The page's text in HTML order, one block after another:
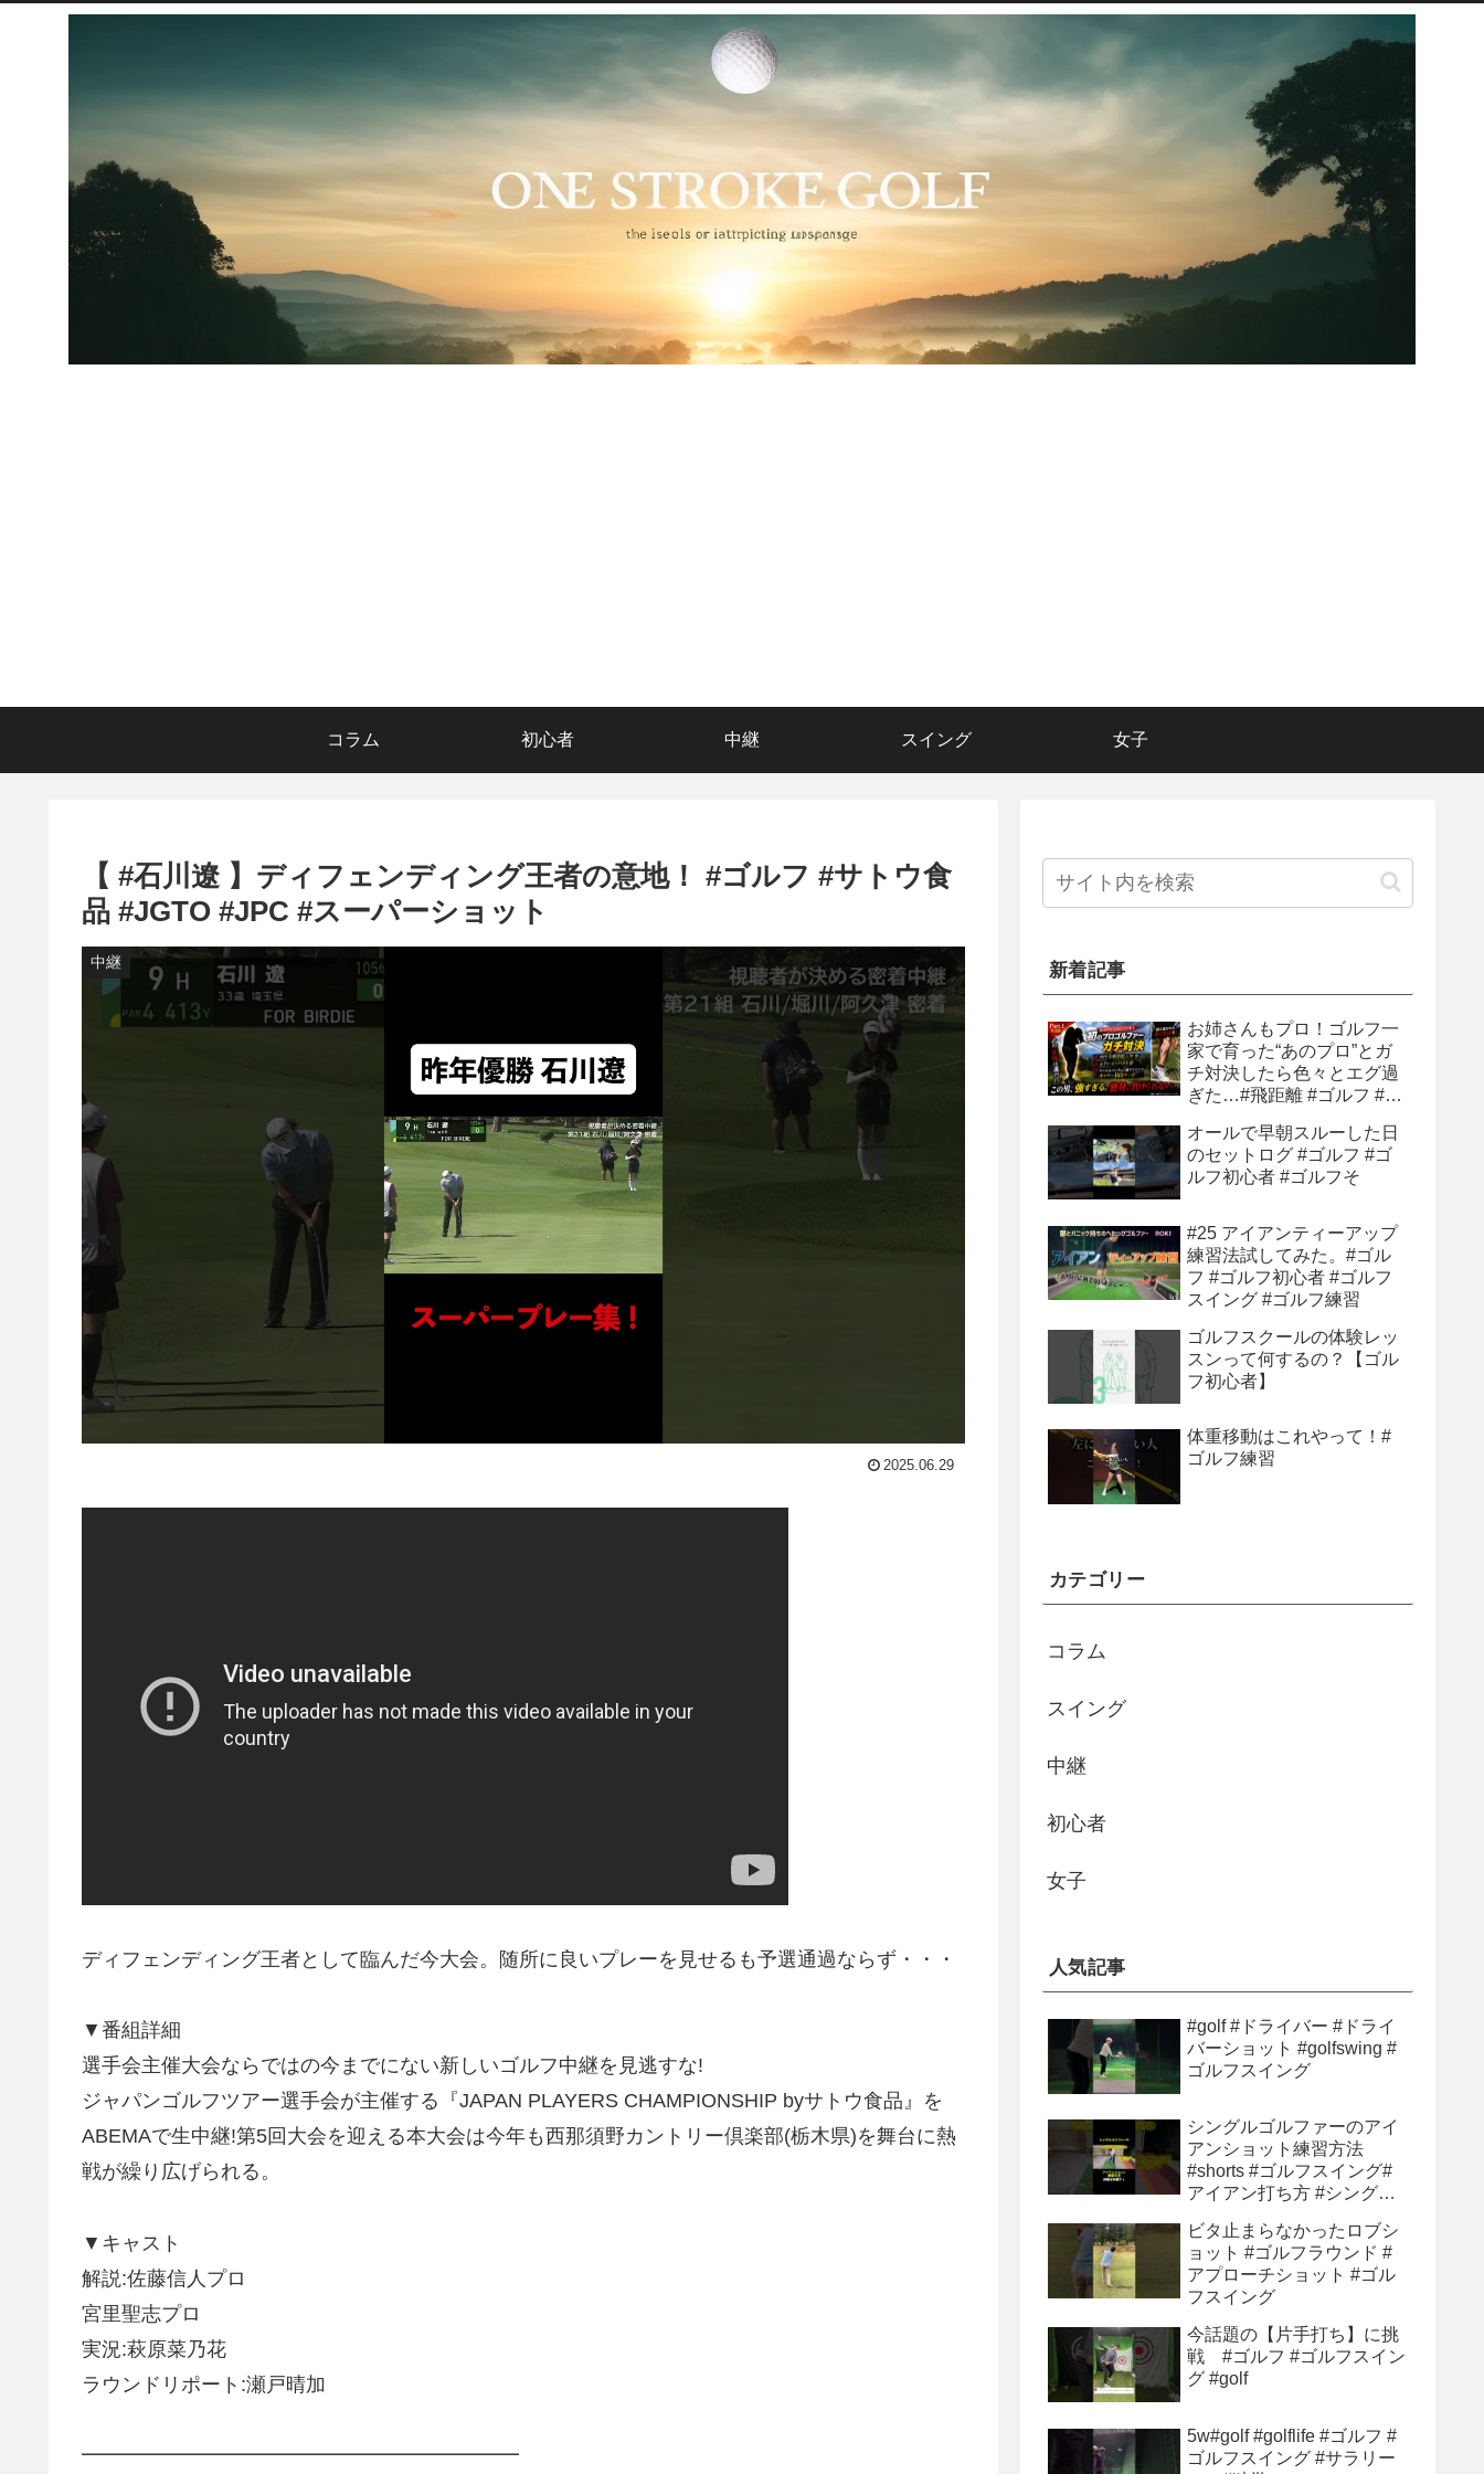
コラム 初心者 中継 スイング 女子
【 #石川遼 】ディフェンディング王者の意地！ #ゴルフ #サトウ食
品 #JGTO #JPC #スーパーショット
中継
2025.06.29
ディフェンディング王者として臨んだ今大会。随所に良いプレーを見せるも予選通過ならず・・・
▼番組詳細
選手会主催大会ならではの今までにない新しいゴルフ中継を見逃すな!
ジャパンゴルフツアー選手会が主催する『JAPAN PLAYERS CHAMPIONSHIP byサトウ食品』を
ABEMAで生中継!第5回大会を迎える本大会は今年も西那須野カントリー倶楽部(栃木県)を舞台に熱
戦が繰り広げられる。
▼キャスト
解説:佐藤信人プロ
宮里聖志プロ
実況:萩原菜乃花
ラウンドリポート:瀬戸晴加
━━━━━━━━━━━━━━━━━━━━━━
新着記事
お姉さんもプロ！ゴルフ一
家で育った“あのプロ”とガ
チ対決したら色々とエグ過
ぎた…#飛距離 #ゴルフ #ゴ
ティーショット
オールで早朝スルーした日
のセットログ #ゴルフ #ゴ
ルフ初心者 #ゴルフそ
#25 アイアンティーアップ
練習法試してみた。#ゴル
フ #ゴルフ初心者 #ゴルフ
スイング #ゴルフ練習
ゴルフスクールの体験レッ
スンって何するの？【ゴル
フ初心者】
体重移動はこれやって！#
ゴルフ練習
カテゴリー
コラム
スイング
中継
初心者
女子
人気記事
#golf #ドライバー #ドライ
バーショット #golfswing #
ゴルフスイング
シングルゴルファーのアイ
アンショット練習方法
#shorts #ゴルフスイング#
アイアン打ち方 #シングル
ゴルフ練習方法
ビタ止まらなかったロブシ
ョット #ゴルフラウンド #
アプローチショット #ゴル
フスイング
今話題の【片手打ち】に挑
戦 #ゴルフ #ゴルフスイン
グ #golf
5w#golf #golflife #ゴルフ #
ゴルフスイング #サラリー